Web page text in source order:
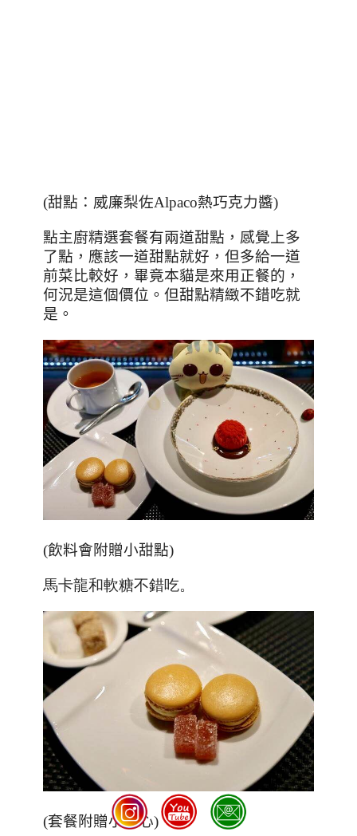
(甜點：威廉梨佐Alpaco熱巧克力醬)
點主廚精選套餐有兩道甜點，感覺上多
了點，應該一道甜點就好，但多給一道
前菜比較好，畢竟本貓是來用正餐的，
何況是這個價位。但甜點精緻不錯吃就
是。
(飲料會附贈小甜點)
馬卡龍和軟糖不錯吃。
(套餐附贈小點心)